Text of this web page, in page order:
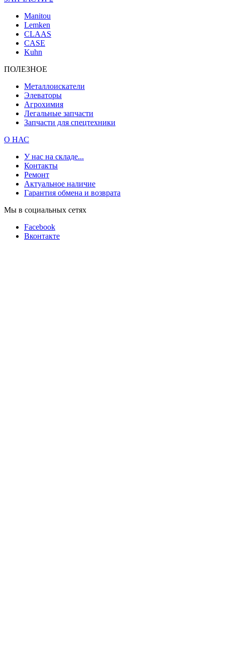
Manitou
Lemken
CLAAS
CASE
Kuhn
ПОЛЕЗНОЕ
Металлоискатели
Элеваторы
Агрохимия
Легальные запчасти
Запчасти для спецтехники
О НАС
У нас на складе...
Контакты
Ремонт
Актуальное наличие
Гарантия обмена и возврата
Мы в социальных сетях
Facebook
Вконтакте